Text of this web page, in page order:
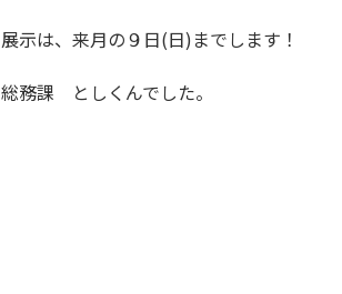
展示は、来月の９日(日)までします！
総務課 としくんでした。